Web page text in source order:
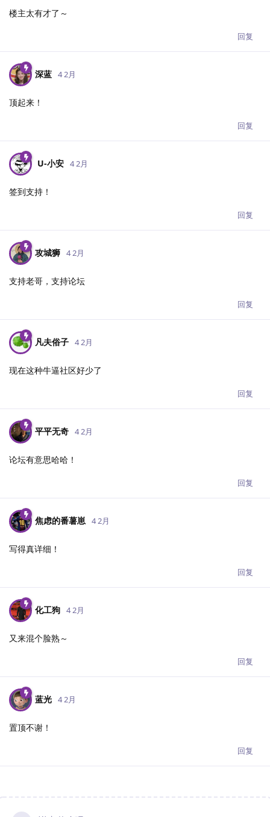
楼主太有才了～
回复
深蓝 4 2月
顶起来！
回复
U-小安​ 4 2月
签到支持！
回复
攻城狮 4 2月
支持老哥，支持论坛
回复
凡夫俗子 4 2月
现在这种牛逼社区好少了
回复
平平无奇 4 2月
论坛有意思哈哈！
回复
焦虑的番薯崽 4 2月
写得真详细！
回复
化工狗 4 2月
又来混个脸熟～
回复
蓝光 4 2月
置顶不谢！
回复